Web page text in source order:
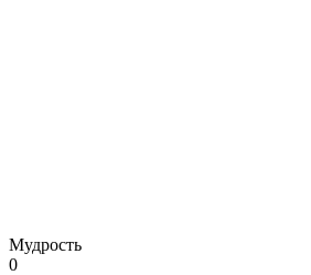
Мудрость
0